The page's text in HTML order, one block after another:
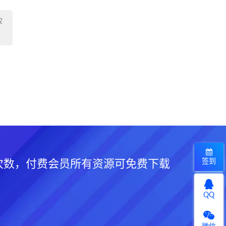
，付费会员所有资源可免费下载 签到
QQ